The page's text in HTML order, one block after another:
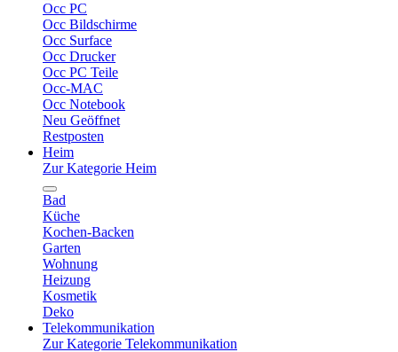
Occ PC
Occ Bildschirme
Occ Surface
Occ Drucker
Occ PC Teile
Occ-MAC
Occ Notebook
Neu Geöffnet
Restposten
Heim
Zur Kategorie Heim
Bad
Küche
Kochen-Backen
Garten
Wohnung
Heizung
Kosmetik
Deko
Telekommunikation
Zur Kategorie Telekommunikation